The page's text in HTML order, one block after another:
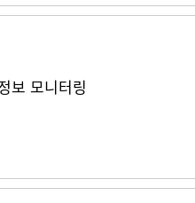
보 모니터링